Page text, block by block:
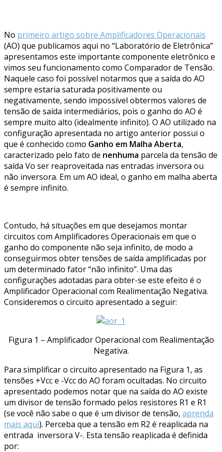
No primeiro artigo sobre Amplificadores Operacionais
(AO) que publicamos aqui no “Laboratório de Eletrônica”
apresentamos este importante componente eletrônico e
vimos seu funcionamento como Comparador de Tensão.
Naquele caso foi possível notarmos que a saída do AO
sempre estaria saturada positivamente ou
negativamente, sendo impossível obtermos valores de
tensão de saída intermediários, pois o ganho do AO é
sempre muito alto (idealmente infinito). O AO utilizado na
configuração apresentada no artigo anterior possui o
que é conhecido como Ganho em Malha Aberta,
caracterizado pelo fato de nenhuma parcela da tensão de
saída Vo ser reaproveitada nas entradas inversora ou
não inversora. Em um AO ideal, o ganho em malha aberta
é sempre infinito.
Contudo, há situações em que desejamos montar
circuitos com Amplificadores Operacionais em que o
ganho do componente não seja infinito, de modo a
conseguirmos obter tensões de saída amplificadas por
um determinado fator “não infinito”. Uma das
configurações adotadas para obter-se este efeito é o
Amplificador Operacional com Realimentação Negativa.
Consideremos o circuito apresentado a seguir:
Figura 1 – Amplificador Operacional com Realimentação
Negativa.
Para simplificar o circuito apresentado na Figura 1, as
tensões +Vcc e -Vcc do AO foram ocultadas. No circuito
apresentado podemos notar que na saída do AO existe
um divisor de tensão formado pelos resistores R1 e R1
(se você não sabe o que é um divisor de tensão, aprenda
mais aqui). Perceba que a tensão em R2 é reaplicada na
entrada inversora V-. Esta tensão reaplicada é definida
por: